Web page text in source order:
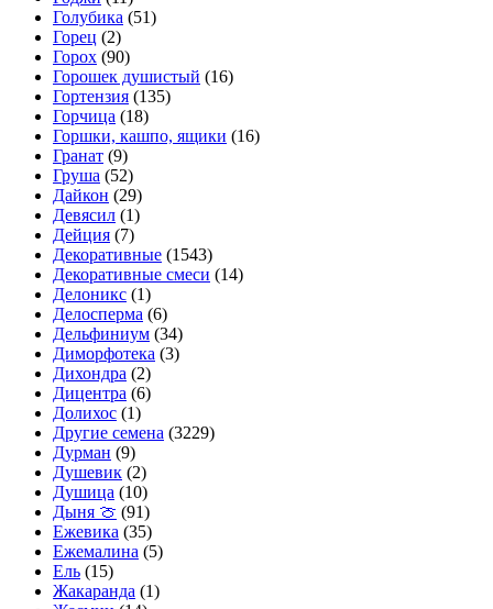
Голубика (51)
Горец (2)
Горох (90)
Горошек душистый (16)
Гортензия (135)
Горчица (18)
Горшки, кашпо, ящики (16)
Гранат (9)
Груша (52)
Дайкон (29)
Девясил (1)
Дейция (7)
Декоративные (1543)
Декоративные смеси (14)
Делоникс (1)
Делосперма (6)
Дельфиниум (34)
Диморфотека (3)
Дихондра (2)
Дицентра (6)
Долихос (1)
Другие семена (3229)
Дурман (9)
Душевик (2)
Душица (10)
Дыня 🍈 (91)
Ежевика (35)
Ежемалина (5)
Ель (15)
Жакаранда (1)